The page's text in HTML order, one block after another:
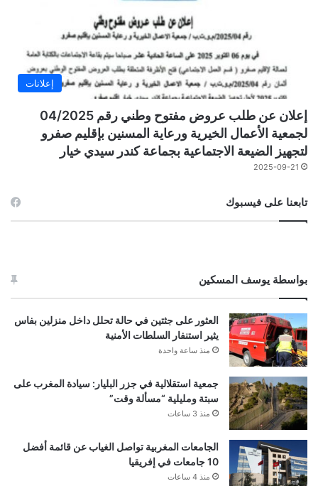
إعلانات
إعلان عن طلب عروض مفتوح وطني رقم 04/2025
لجمعية الأعمال الخيرية ورعاية المسنين بإقليم صفرو
لتجهيز الضيعة الاجتماعية بجماعة كندر سيدي خيار
2025-09-21
تابعنا على فيسبوك
بواسطة يوسف المسكين
العثور على جثتين في حالة تحلل داخل منزلين بفاس
يثير استنفار السلطات الأمنية
منذ ساعة واحدة
جمعية استقلالية في جزر البليار: سيادة المغرب على
سبتة ومليلية “مسألة وقت”
منذ 3 ساعات
الجامعات المغربية تواصل الغياب عن قائمة أفضل
10 جامعات في إفريقيا
منذ 4 ساعات